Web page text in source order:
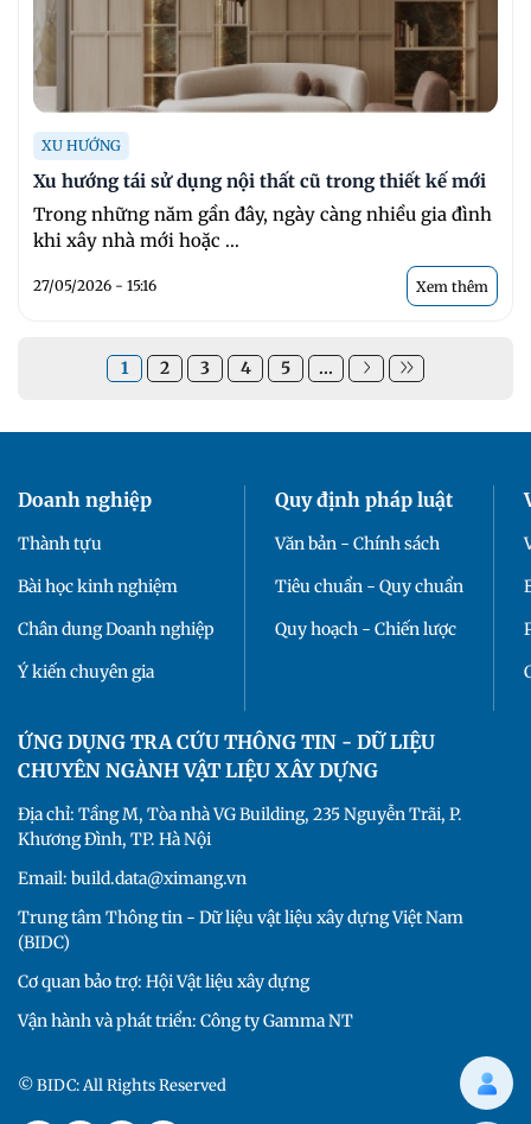
XU HƯỚNG
Xu hướng tái sử dụng nội thất cũ trong thiết kế mới
Trong những năm gần đây, ngày càng nhiều gia đình
khi xây nhà mới hoặc ...
27/05/2026 - 15:16 Xem thêm
1 2 3 4 5 ...
Doanh nghiệp
Thành tựu
Bài học kinh nghiệm
Chân dung Doanh nghiệp
Ý kiến chuyên gia
Quy định pháp luật
Văn bản - Chính sách
Tiêu chuẩn - Quy chuẩn
Quy hoạch - Chiến lược
ỨNG DỤNG TRA CỨU THÔNG TIN - DỮ LIỆU
CHUYÊN NGÀNH VẬT LIỆU XÂY DỰNG
Địa chỉ: Tầng M, Tòa nhà VG Building, 235 Nguyễn Trãi, P.
Khương Đình, TP. Hà Nội
Email: build.data@ximang.vn
Trung tâm Thông tin - Dữ liệu vật liệu xây dựng Việt Nam
(BIDC)
Cơ quan bảo trợ: Hội Vật liệu xây dựng
Vận hành và phát triển: Công ty Gamma NT
© BIDC: All Rights Reserved